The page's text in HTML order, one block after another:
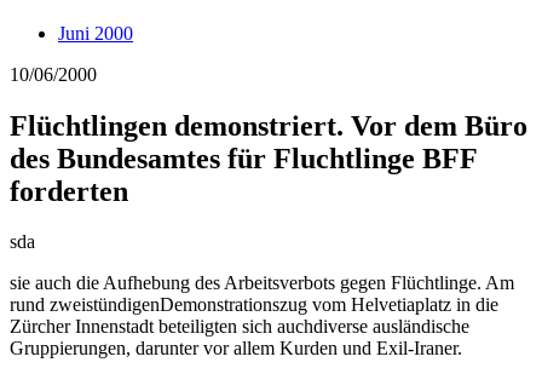
Juni 2000
10/06/2000
Flüchtlingen demonstriert. Vor dem Büro
des Bundesamtes für Fluchtlinge BFF
forderten
sda
sie auch die Aufhebung des Arbeitsverbots gegen Flüchtlinge. Am
rund zweistündigenDemonstrationszug vom Helvetiaplatz in die
Zürcher Innenstadt beteiligten sich auchdiverse ausländische
Gruppierungen, darunter vor allem Kurden und Exil-Iraner.